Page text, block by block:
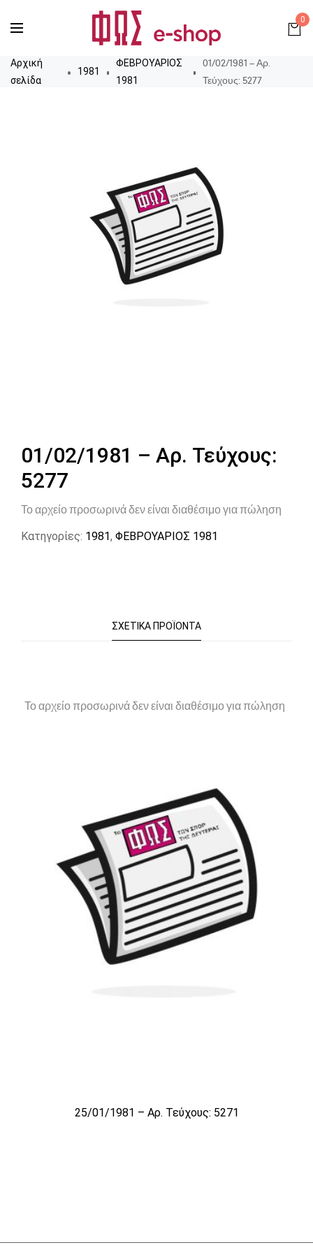
0
Αρχική
σελίδα
1981
ΦΕΒΡΟΥΑΡΙΟΣ
1981
01/02/1981 – Αρ.
Τεύχους: 5277
01/02/1981 – Αρ. Τεύχους:
5277
Το αρχείο προσωρινά δεν είναι διαθέσιμο για πώληση
Κατηγορίες: 1981, ΦΕΒΡΟΥΑΡΙΟΣ 1981
ΣΧΕΤΙΚΆ ΠΡΟΪΌΝΤΑ
Το αρχείο προσωρινά δεν είναι διαθέσιμο για πώληση
25/01/1981 – Αρ. Τεύχους: 5271